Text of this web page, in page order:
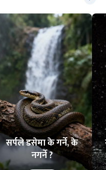
सर्पले डसेमा के गर्ने, के
नगर्ने ?